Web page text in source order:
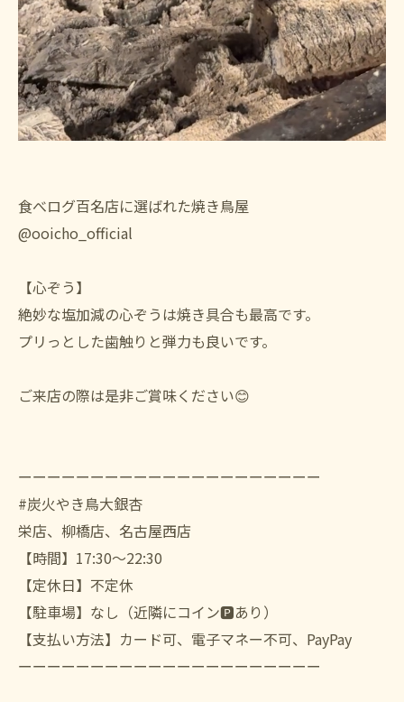
食べログ百名店に選ばれた焼き鳥屋
@ooicho_official
【心ぞう】
絶妙な塩加減の心ぞうは焼き具合も最高です。
プリっとした歯触りと弾力も良いです。
ご来店の際は是非ご賞味ください😊
ーーーーーーーーーーーーーーーーーーーーー
#炭火やき鳥大銀杏
栄店、柳橋店、名古屋西店
【時間】17:30〜22:30
【定休日】不定休
【駐車場】なし（近隣にコイン🅿️あり）
【支払い方法】カード可、電子マネー不可、PayPay
ーーーーーーーーーーーーーーーーーーーーー